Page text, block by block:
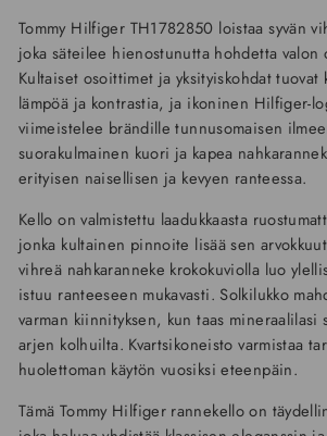
Tommy Hilfiger TH1782850 loistaa syvän
joka säteilee hienostunutta hohdetta valon
Kultaiset osoittimet ja yksityiskohdat tuovat
lämpöä ja kontrastia, ja ikoninen Hilfiger-
viimeistelee brändille tunnusomaisen
suorakulmainen kuori ja kapea
erityisen naisellisen ja kevyen ranteessa.
Kello on valmistettu laadukkaasta
jonka kultainen pinnoite lisää sen
vihreä nahkaranneke krokokuviolla luo
istuu ranteeseen mukavasti. Solkilukko
varman kiinnityksen, kun taas mineraalilasi
arjen kolhuilta. Kvartsikoneisto varmistaa
huolettoman käytön vuosiksi eteenpäin.
Tämä Tommy Hilfiger rannekello on